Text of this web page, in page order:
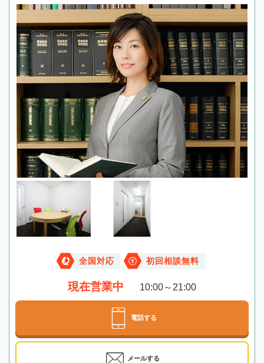
全国対応 初回相談無料
現在営業中 10:00～21:00
電話する
メールする